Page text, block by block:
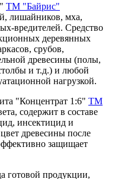
ТМ "Байрис"
лишайников, мха,
вредителей. Средство
деревянных
срубов,
древесины (полы,
и т.д.) и любой
нагрузкой.
"Концентрат 1:6" ТМ
содержит в составе
инсектицид и
древесины после
защищает
готовой продукции,